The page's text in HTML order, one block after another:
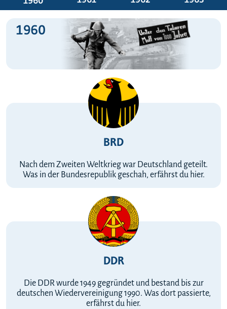
1960
BRD
Nach dem Zweiten Weltkrieg war Deutschland geteilt.
Was in der Bundesrepublik geschah, erfährst du hier.
DDR
Die DDR wurde 1949 gegründet und bestand bis zur
deutschen Wiedervereinigung 1990. Was dort passierte,
erfährst du hier.